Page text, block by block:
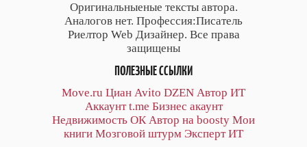
Оригинальныеные тексты автора.
Аналогов нет. Профессия:Писатель
Риелтор Web Дизайнер. Все права
защищены
ПОЛЕЗНЫЕ ССЫЛКИ
Move.ru Циан Avito DZEN Автор ИТ
Аккаунт t.me Бизнес акаунт
Недвижимость ОК Автор на boosty Мои
книги Мозговой штурм Эксперт ИТ